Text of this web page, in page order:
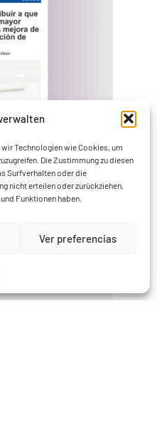
Technologien wie Cookies, um
Die Zustimmung zu diesen
Surfverhalten oder die
nicht erteilen oder zurückziehen,
Funktionen haben.
Ver preferencias
zur
der
Eva